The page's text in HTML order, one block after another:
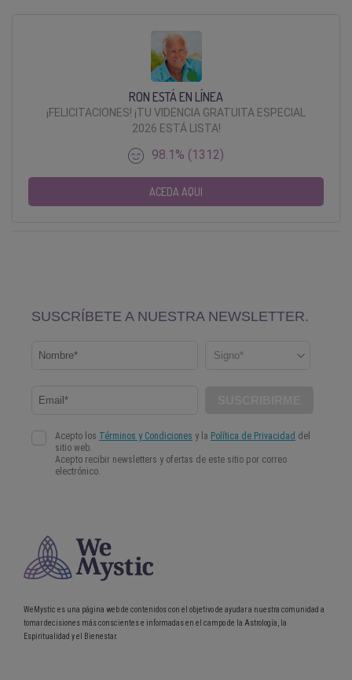
RON ESTÁ EN LÍNEA
¡FELICITACIONES! ¡TU VIDENCIA GRATUITA ESPECIAL
2026 ESTÁ LISTA!
98.1% (1312)
ACEDA AQUI
WeMystic es una página web de contenidos con el objetivo de ayudar a nuestra comunidad a
tomar decisiones más conscientes e informadas en el campo de la Astrología, la
Espiritualidad y el Bienestar.